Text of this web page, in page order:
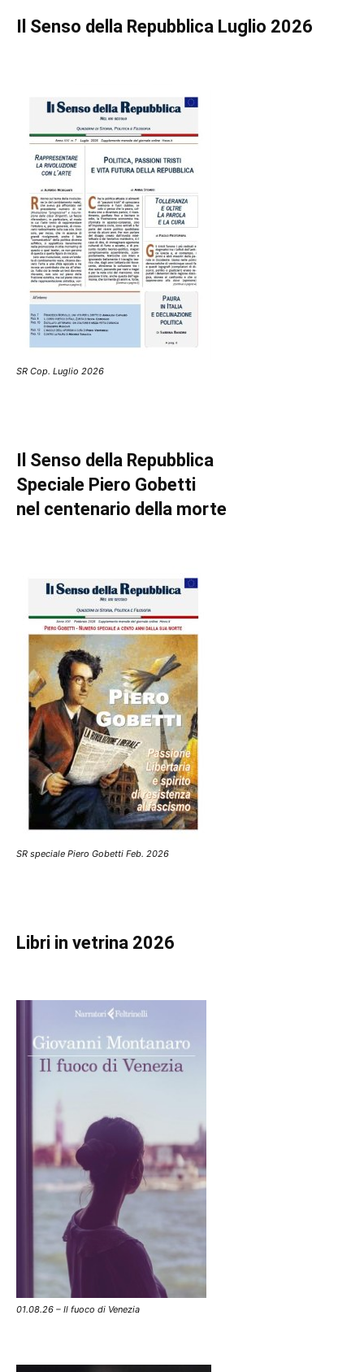
Il Senso della Repubblica Luglio 2026
SR Cop. Luglio 2026
Il Senso della Repubblica
Speciale Piero Gobetti
nel centenario della morte
SR speciale Piero Gobetti Feb. 2026
Libri in vetrina 2026
01.08.26 – Il fuoco di Venezia